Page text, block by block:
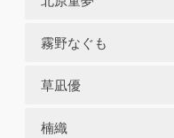
霧野なぐも
草凪優
楠織